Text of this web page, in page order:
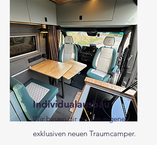
Individualausbau
Wir bauen dir deinen eigenen
exklusiven neuen Traumcamper.